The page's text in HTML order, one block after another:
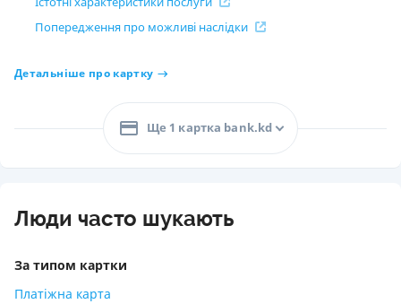
Попередження про можливі наслідки
Детальніше про картку
Ще 1 картка bank.kd
Люди часто шукають
За типом картки
Платіжна карта